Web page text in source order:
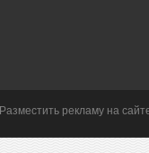
Разместить рекламу на